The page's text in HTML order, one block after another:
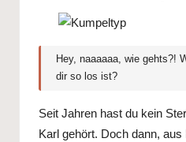
Hey, naaaaaa, wie gehts?!
dir so los ist?
Seit Jahren hast du kein
Karl gehört. Doch dann,